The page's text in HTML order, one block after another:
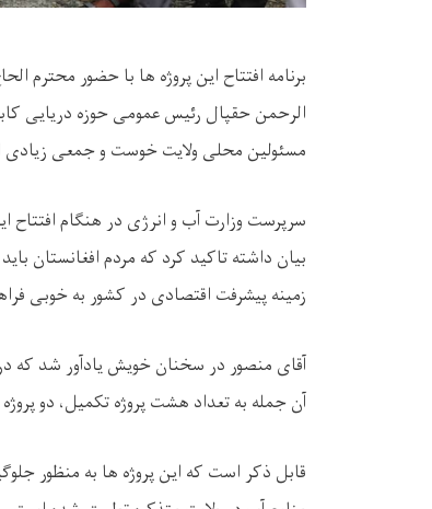
برنامه افتتاح این پروژه ها با حضور محترم
الرحمن حقپال رئیس عمومی حوزه دریایی
مسئولین محلی ولایت خوست و جمعی زیادی
سرپرست وزارت آب و انرژی در هنگام
بیان داشته تاکید کرد که مردم افغانستان
زمینه پیشرفت اقتصادی در کشور به خوبی
آقای منصور در سخنان خویش یادآور شد که
آن جمله به تعداد هشت پروژه تکمیل، دو
قابل ذکر است که این پروژه ها به منظور